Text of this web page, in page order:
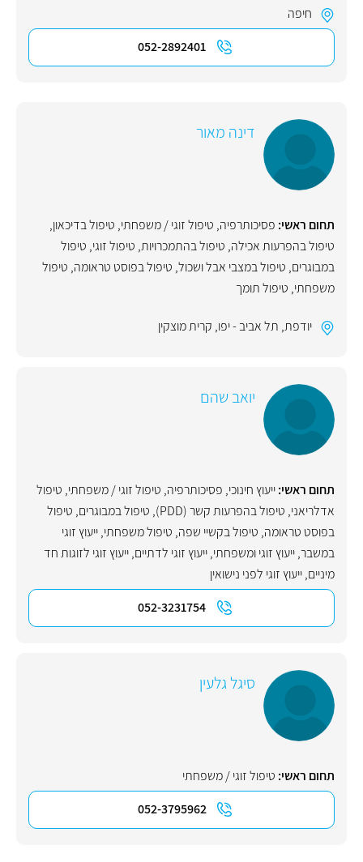
חיפה
052-2892401
דינה מאור
תחום ראשי: פסיכותרפיה, טיפול זוגי / משפחתי, טיפול בדיכאון,
טיפול בהפרעות אכילה, טיפול בהתמכרויות, טיפול זוגי, טיפול
במבוגרים, טיפול במצבי אבל ושכול, טיפול בפוסט טראומה, טיפול
משפחתי, טיפול תומך
יודפת, תל אביב - יפו, קרית מוצקין
יואב שהם
תחום ראשי:ייעוץ חינוכי, פסיכותרפיה, טיפול זוגי / משפחתי, טיפול
אדלריאני, טיפול בהפרעות קשר (PDD) , טיפול במבוגרים, טיפול
בפוסט טראומה, טיפול בקשיי שפה, טיפול משפחתי,ייעוץ זוגי
במשבר,ייעוץ זוגי ומשפחתי,ייעוץ זוגי לדתיים,ייעוץ זוגי לזוגות חד
מיניים,ייעוץ זוגי לפני נישואין
052-3231754
סיגל גלעין
תחום ראשי: טיפול זוגי / משפחתי
052-3795962